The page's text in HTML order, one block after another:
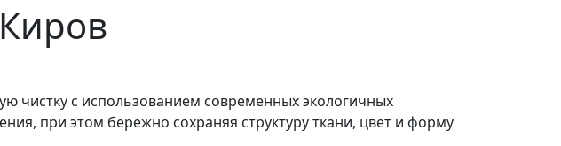
чистку с использованием современных экологичных
при этом бережно сохраняя структуру ткани, цвет и форму